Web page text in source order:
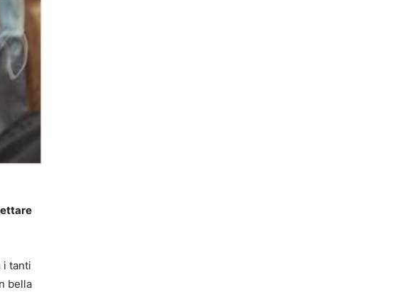
i tanti
bella